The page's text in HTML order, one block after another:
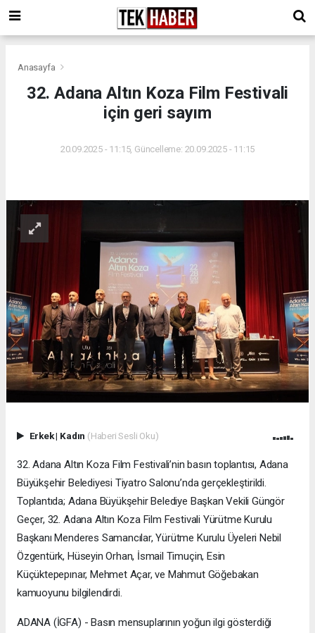
Anasayfa
32. Adana Altın Koza Film Festivali
için geri sayım
20.09.2025 - 11:15, Güncelleme: 20.09.2025 - 11:15
Erkek| Kadın (Haberi Sesli Oku)
32. Adana Altın Koza Film Festivali’nin basın toplantısı, Adana
Büyükşehir Belediyesi Tiyatro Salonu’nda gerçekleştirildi.
Toplantıda; Adana Büyükşehir Belediye Başkan Vekili Güngör
Geçer, 32. Adana Altın Koza Film Festivali Yürütme Kurulu
Başkanı Menderes Samancılar, Yürütme Kurulu Üyeleri Nebil
Özgentürk, Hüseyin Orhan, İsmail Timuçin, Esin
Küçüktepepınar, Mehmet Açar, ve Mahmut Göğebakan
kamuoyunu bilgilendirdi.
ADANA (İGFA) - Basın mensuplarının yoğun ilgi gösterdiği